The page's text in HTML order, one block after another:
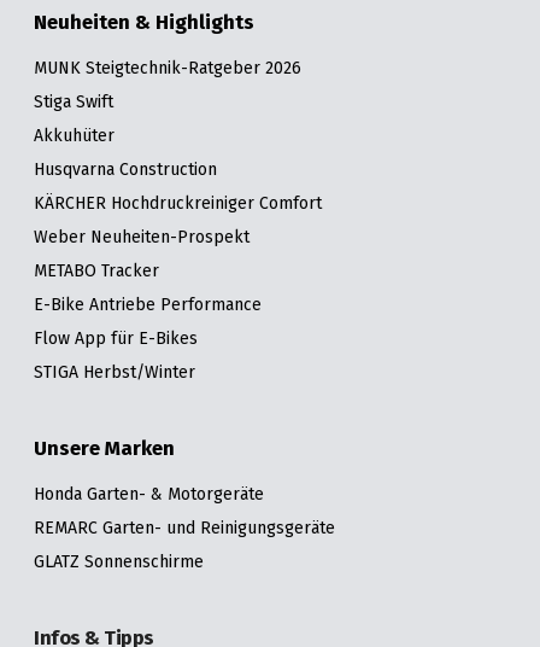
Neuheiten & Highlights
MUNK Steigtechnik-Ratgeber 2026
Stiga Swift
Akkuhüter
Husqvarna Construction
KÄRCHER Hochdruckreiniger Comfort
Weber Neuheiten-Prospekt
METABO Tracker
E-Bike Antriebe Performance
Flow App für E-Bikes
STIGA Herbst/Winter
Unsere Marken
Honda Garten- & Motorgeräte
REMARC Garten- und Reinigungsgeräte
GLATZ Sonnenschirme
Infos & Tipps